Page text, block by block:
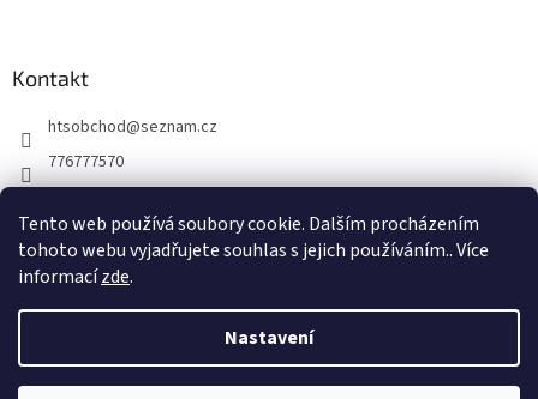
Tento web používá soubory cookie. Dalším procházením
tohoto webu vyjadřujete souhlas s jejich používáním.. Více
informacízde.
Nastavení
Kontakt
htsobchod@seznam.cz
776777570
https://www.facebook.com/Elektro-Vr%C5%A1ovick%C3%A1-229
214624677338
Vytvořil Shoptet